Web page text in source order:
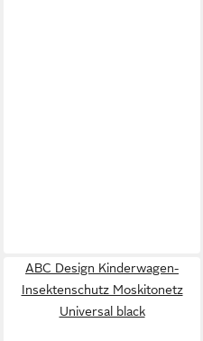
ABC Design Kinderwagen-
Insektenschutz Moskitonetz
Universal black